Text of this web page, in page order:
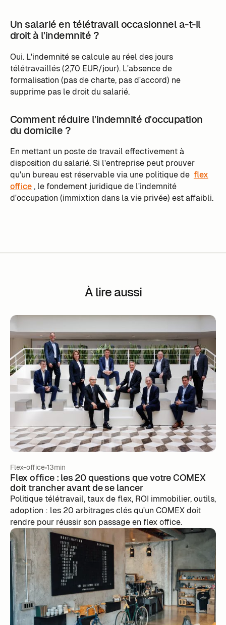
Un salarié en télétravail occasionnel a-t-il
droit à l'indemnité ?
Oui. L'indemnité se calcule au réel des jours
télétravaillés (2,70 EUR/jour). L'absence de
formalisation (pas de charte, pas d'accord) ne
supprime pas le droit du salarié.
Comment réduire l'indemnité d'occupation
du domicile ?
En mettant un poste de travail effectivement à
disposition du salarié. Si l'entreprise peut prouver
qu'un bureau est réservable via une politique de flex
office, le fondement juridique de l'indemnité
d'occupation (immixtion dans la vie privée) est affaibli.
À lire aussi
Flex-office 13min
Flex office : les 20 questions que votre COMEX
doit trancher avant de se lancer
Politique télétravail, taux de flex, ROI immobilier, outils,
adoption : les 20 arbitrages clés qu'un COMEX doit
rendre pour réussir son passage en flex office.